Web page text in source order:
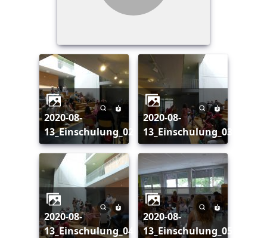
2020-08-
13_Einschulung_02
2020-08-
13_Einschulung_03
2020-08-
13_Einschulung_04
2020-08-
13_Einschulung_05